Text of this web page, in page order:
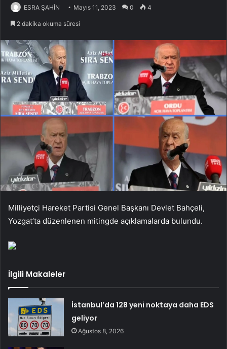
ESRA ŞAHİN Mayıs 11, 2023 0 4
2 dakika okuma süresi
Milliyetçi Hareket Partisi Genel Başkanı Devlet Bahçeli,
Yozgat’ta düzenlenen mitingde açıklamalarda bulundu.
İlgili Makaleler
İstanbul’da 128 yeni noktaya daha EDS
geliyor
Ağustos 8, 2026